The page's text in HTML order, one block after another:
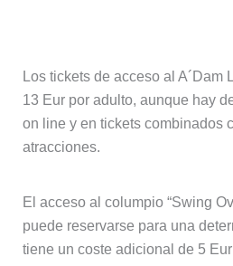
Los tickets de acceso al A´Dam
13 Eur por adulto, aunque hay
on line y en tickets combinados
atracciones.
El acceso al columpio “Swing
puede reservarse para una
tiene un coste adicional de 5 Eur